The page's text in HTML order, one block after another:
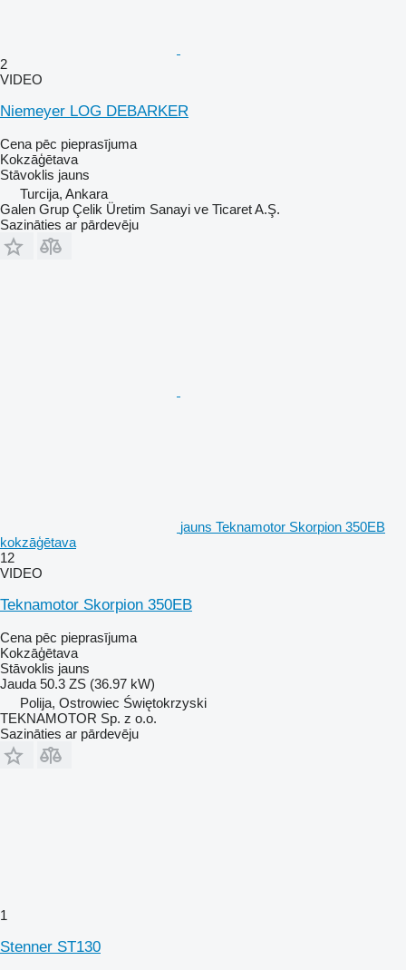
2
VIDEO
Niemeyer LOG DEBARKER
Cena pēc pieprasījuma
Kokzāģētava
Stāvoklis jauns
Turcija, Ankara
Galen Grup Çelik Üretim Sanayi ve Ticaret A.Ş.
Sazināties ar pārdevēju
jauns Teknamotor Skorpion 350EB
kokzāģētava
12
VIDEO
Teknamotor Skorpion 350EB
Cena pēc pieprasījuma
Kokzāģētava
Stāvoklis jauns
Jauda 50.3 ZS (36.97 kW)
Polija, Ostrowiec Świętokrzyski
TEKNAMOTOR Sp. z o.o.
Sazināties ar pārdevēju
1
Stenner ST130